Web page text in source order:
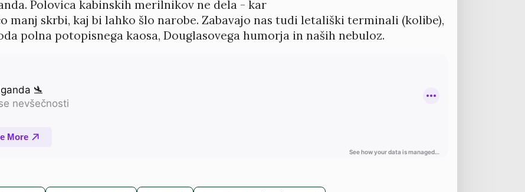
Polovica kabinskih merilnikov ne dela - kar
manj skrbi, kaj bi lahko šlo narobe. Zabavajo nas tudi letališki terminali (kolibe),
polna potopisnega kaosa, Douglasovega humorja in naših nebuloz.